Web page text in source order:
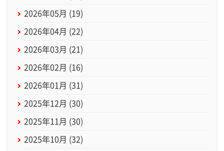
2026年05月 (19)
2026年04月 (22)
2026年03月 (21)
2026年02月 (16)
2026年01月 (31)
2025年12月 (30)
2025年11月 (30)
2025年10月 (32)